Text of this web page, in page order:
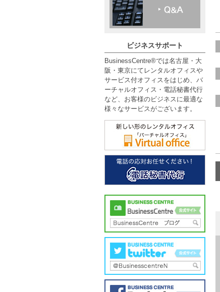
Startup Side Nagoya（旧錦
ビジネスサポート
BusinessCentre®では名古屋・大
阪・東京にてレンタルオフィスや
サービス付オフィスをはじめ、バ
ーチャルオフィス・電話秘書代行
など、お客様のビジネスに最適な
様々なサービスがございます。